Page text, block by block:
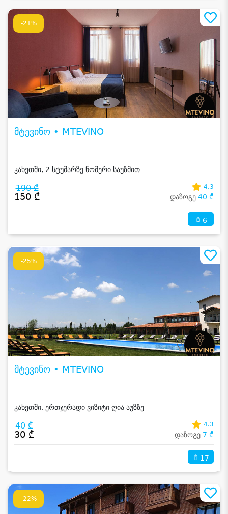
-21%
მტევინო • MTEVINO
კახეთში, 2 სტუმარზე ნომერი საუზმით
190 ₾
150 ₾
4.3
დაზოგე 40 ₾
6
-25%
მტევინო • MTEVINO
კახეთში, ერთჯერადი ვიზიტი ღია აუზზე
40 ₾
30 ₾
4.3
დაზოგე 7 ₾
17
-22%